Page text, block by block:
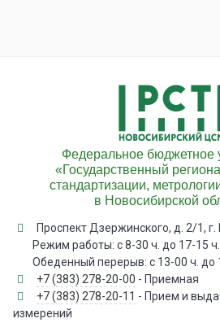
Федеральное бюджетное
«Государственный
стандартизации,
в Новосибирской
Проспект Дзержинского, д. 2/1,
Режим работы: с 8-30 ч. до 17-15 ч.
Обеденный перерыв: с 13-00 ч. до
+7 (383) 278-20-00 - Приемная
+7 (383) 278-20-11 - Прием и
измерений